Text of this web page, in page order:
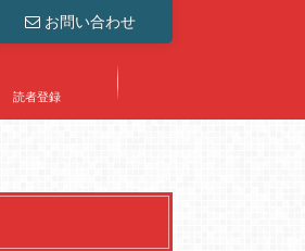
お問い合わせ
読者登録